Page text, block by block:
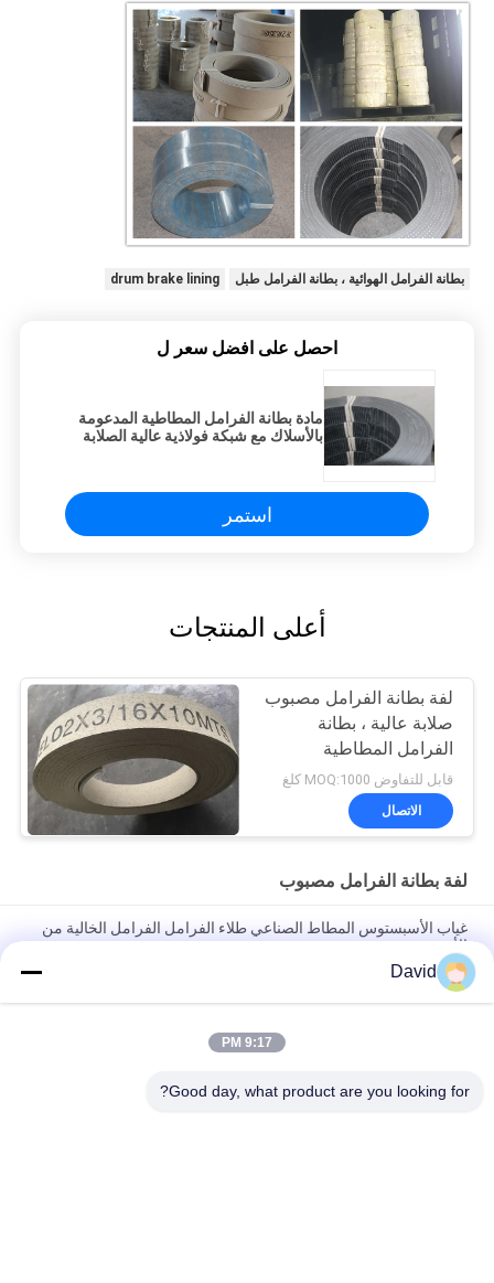
بطانة الفرامل الهوائية ، بطانة الفرامل طبل drum brake lining
احصل على افضل سعر ل
مادة بطانة الفرامل المطاطية المدعومة
بالأسلاك مع شبكة فولاذية عالية الصلابة
استمر
أعلى المنتجات
لفة بطانة الفرامل مصبوب
صلابة عالية ، بطانة
الفرامل المطاطية
الاصطناعية
قابل للتفاوض MOQ:1000 كلغ
الاتصال
لفة بطانة الفرامل مصبوب
غياب الأسبستوس المطاط الصناعي طلاء الفرامل الفرامل الخالية من
الأسبستوس
غير مصبوب الأسبستوس الفرامل بطانة لفة المنسوجة بطانة الاحتكاك
المواد بطانة الفرامل خالية من الأسبستوس
عالية الأداء مصبوب الفرامل بطانة لفات مصبوب الفرامل بطانة في
David
9:17 PM
Good day, what product are you looking for?